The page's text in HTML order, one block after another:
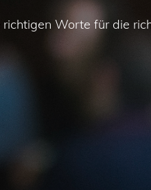
Worte für die